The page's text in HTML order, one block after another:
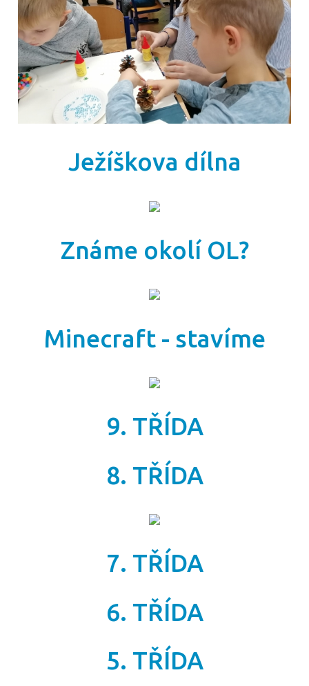
Ježíškova dílna
Známe okolí OL?
Minecraft - stavíme
9. TŘÍDA
8. TŘÍDA
7. TŘÍDA
6. TŘÍDA
5. TŘÍDA